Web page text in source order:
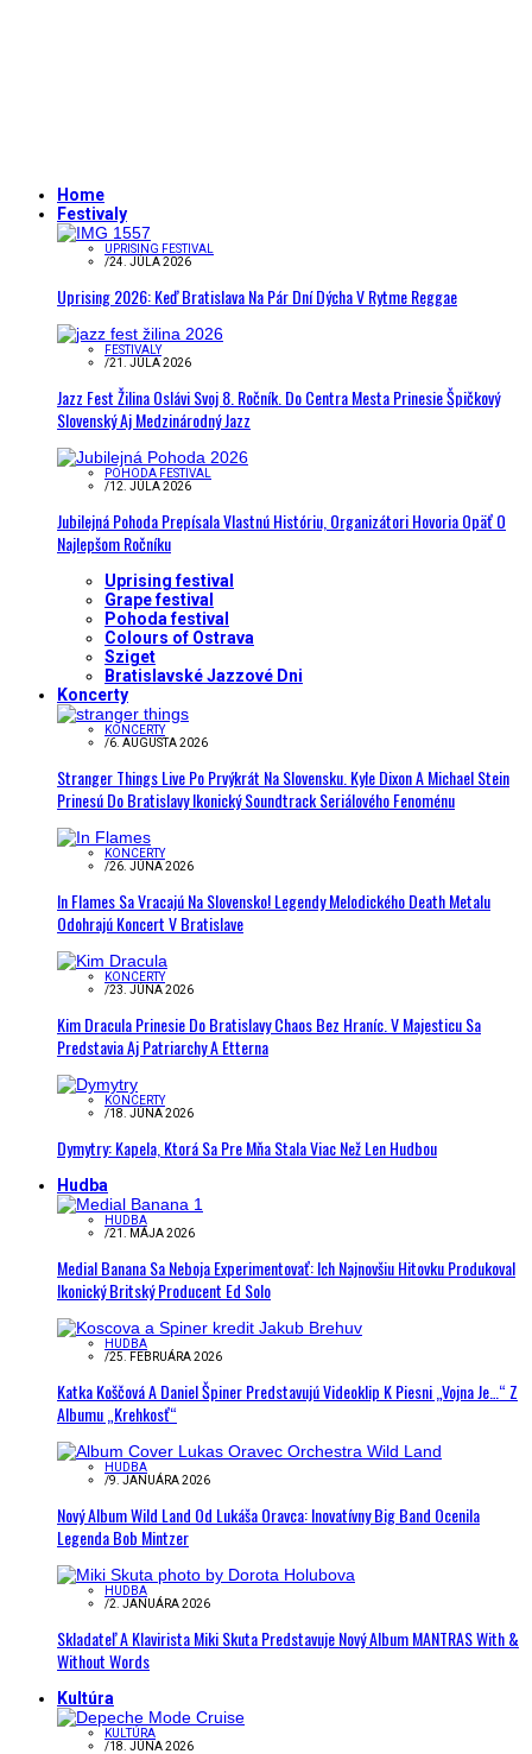
Home
Festivaly
UPRISING FESTIVAL
/24. JÚLA 2026
Uprising 2026: Keď Bratislava Na Pár Dní Dýcha V Rytme Reggae
FESTIVALY
/21. JÚLA 2026
Jazz Fest Žilina Oslávi Svoj 8. Ročník. Do Centra Mesta Prinesie Špičkový
Slovenský Aj Medzinárodný Jazz
POHODA FESTIVAL
/12. JÚLA 2026
Jubilejná Pohoda Prepísala Vlastnú Históriu, Organizátori Hovoria Opäť O
Najlepšom Ročníku
Uprising festival
Grape festival
Pohoda festival
Colours of Ostrava
Sziget
Bratislavské Jazzové Dni
Koncerty
KONCERTY
/6. AUGUSTA 2026
Stranger Things Live Po Prvýkrát Na Slovensku. Kyle Dixon A Michael Stein
Prinesú Do Bratislavy Ikonický Soundtrack Seriálového Fenoménu
KONCERTY
/26. JÚNA 2026
In Flames Sa Vracajú Na Slovensko! Legendy Melodického Death Metalu
Odohrajú Koncert V Bratislave
KONCERTY
/23. JÚNA 2026
Kim Dracula Prinesie Do Bratislavy Chaos Bez Hraníc. V Majesticu Sa
Predstavia Aj Patriarchy A Etterna
KONCERTY
/18. JÚNA 2026
Dymytry: Kapela, Ktorá Sa Pre Mňa Stala Viac Než Len Hudbou
Hudba
HUDBA
/21. MÁJA 2026
Medial Banana Sa Neboja Experimentovať: Ich Najnovšiu Hitovku Produkoval
Ikonický Britský Producent Ed Solo
HUDBA
/25. FEBRUÁRA 2026
Katka Koščová A Daniel Špiner Predstavujú Videoklip K Piesni „Vojna Je…“ Z
Albumu „Krehkosť“
HUDBA
/9. JANUÁRA 2026
Nový Album Wild Land Od Lukáša Oravca: Inovatívny Big Band Ocenila
Legenda Bob Mintzer
HUDBA
/2. JANUÁRA 2026
Skladateľ A Klavirista Miki Skuta Predstavuje Nový Album MANTRAS With &
Without Words
Kultúra
KULTÚRA
/18. JÚNA 2026